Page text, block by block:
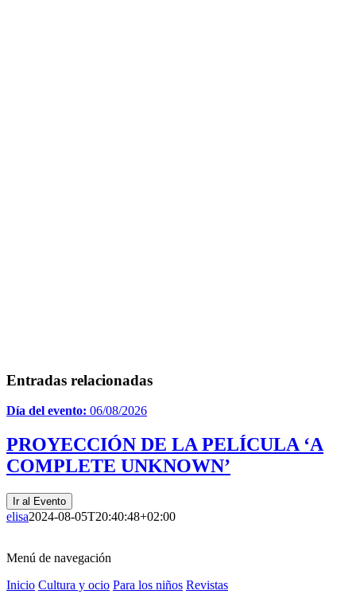
Entradas relacionadas
Día del evento: 06/08/2026
PROYECCIÓN DE LA PELÍCULA ‘A
COMPLETE UNKNOWN’
Ir al Evento
elisa2024-08-05T20:40:48+02:00
Menú de navegación
Inicio Cultura y ocio Para los niños Revistas